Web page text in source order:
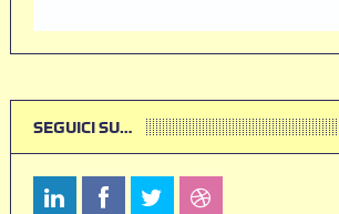
SEGUICI SU…